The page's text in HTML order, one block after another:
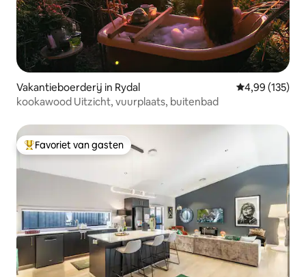
Vakantieboerderij in Rydal Gemiddelde
4,99 (135)
kookawood Uitzicht, vuurplaats, buitenbad
Topfavoriet van gasten
Favoriet van gasten